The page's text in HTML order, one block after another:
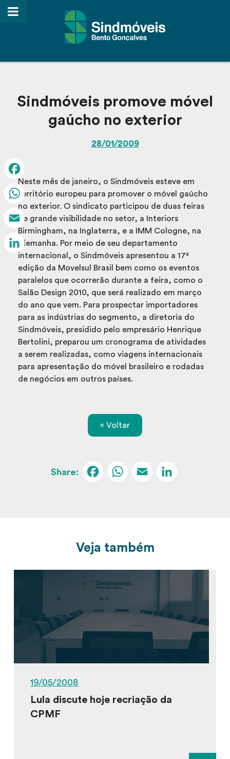
Sindmóveis promove móvel
gaúcho no exterior
28/01/2009
Neste mês de janeiro, o Sindmóveis esteve em
território europeu para promover o móvel gaúcho
no exterior. O sindicato participou de duas feiras
de grande visibilidade no setor, a Interiors
Birmingham, na Inglaterra, e a IMM Cologne, na
Alemanha. Por meio de seu departamento
internacional, o Sindmóveis apresentou a 17ª
edição da Movelsul Brasil bem como os eventos
paralelos que ocorrerão durante a feira, como o
Salão Design 2010, que será realizado em março
do ano que vem. Para prospectar importadores
para as indústrias do segmento, a diretoria do
Sindmóveis, presidido pelo empresário Henrique
Bertolini, preparou um cronograma de atividades
a serem realizadas, como viagens internacionais
para apresentação do móvel brasileiro e rodadas
de negócios em outros países.
« Voltar
Facebook
WhatsApp
Email
Veja também
19/05/2008
Lula discute hoje recriação da
CPMF
Facebook
Email